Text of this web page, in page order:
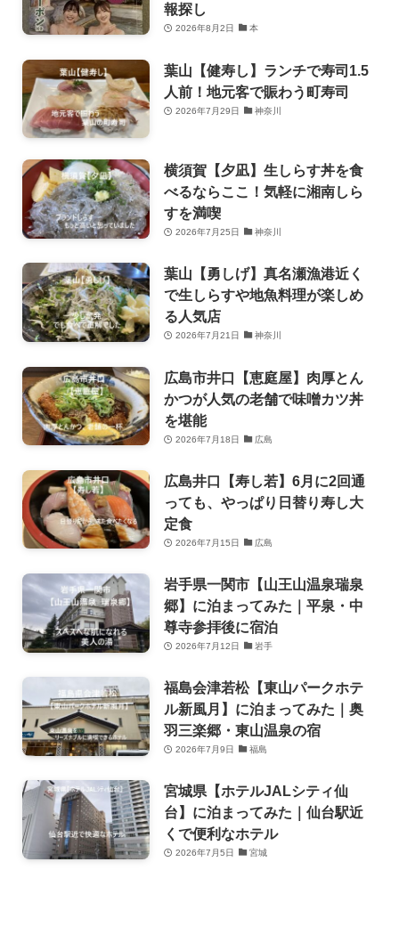
報探し
2026年8月2日 本
葉山【健寿し】ランチで寿司1.5
人前！地元客で賑わう町寿司
2026年7月29日 神奈川
横須賀【夕凪】生しらす丼を食
べるならここ！気軽に湘南しら
すを満喫
2026年7月25日 神奈川
葉山【勇しげ】真名瀬漁港近く
で生しらすや地魚料理が楽しめ
る人気店
2026年7月21日 神奈川
広島市井口【恵庭屋】肉厚とん
かつが人気の老舗で味噌カツ丼
を堪能
2026年7月18日 広島
広島井口【寿し若】6月に2回通
っても、やっぱり日替り寿し大
定食
2026年7月15日 広島
岩手県一関市【山王山温泉瑞泉
郷】に泊まってみた｜平泉・中
尊寺参拝後に宿泊
2026年7月12日 岩手
福島会津若松【東山パークホテ
ル新風月】に泊まってみた｜奥
羽三楽郷・東山温泉の宿
2026年7月9日 福島
宮城県【ホテルJALシティ仙
台】に泊まってみた｜仙台駅近
くで便利なホテル
2026年7月5日 宮城